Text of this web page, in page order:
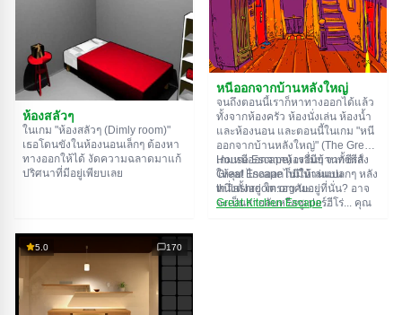
ห้องสลัวๆ
ในเกม "ห้องสลัวๆ (Dimly room)"
เธอโดนขังในห้องนอนเล็กๆ ต้องหา
ทางออกให้ได้ งัดความฉลาดมาแก้
ปริศนาที่มีอยู่เพียบเลย
หนีออกจากบ้านหลังใหญ่
จนถึงตอนนี้เราก็หาทางออกได้แล้ว
ทั้งจากห้องครัว ห้องนั่งเล่น ห้องน้ำ
และห้องนอน และตอนนี้ในเกม "หนี
ออกจากบ้านหลังใหญ่" (The Great
House Escape) เรามีบ้านทั้งหลัง
ให้ลุย! ไกลออกไปมีบ้านแปลกๆ หลัง
หนึ่งตั้งอยู่ ใครอาศัยอยู่ที่นั่น? อาจ
จะเป็นสายลับหรือซูเปอร์ฮีโร่... คุณ
เกมหนีออกจากห้องอื่นๆ จากซีรีส์
Great Escape ก็มีให้เล่นบน
th.flashroom.org นะ:
Great Kitchen Escape
5.0 170